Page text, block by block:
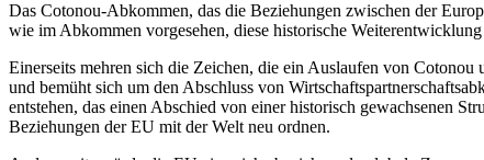
Das Cotonou-Abkommen, das die Beziehungen zwischen der
wie im Abkommen vorgesehen, diese historische
Einerseits mehren sich die Zeichen, die ein Auslaufen von
und bemüht sich um den Abschluss von
entstehen, das einen Abschied von einer historisch gewachsenen
Beziehungen der EU mit der Welt neu ordnen.